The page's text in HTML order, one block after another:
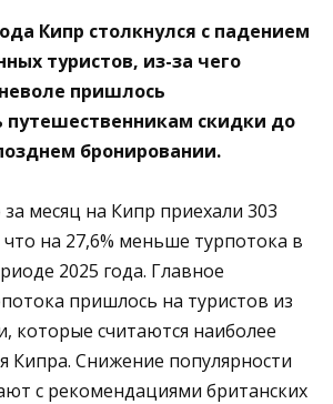
Кипр столкнулся с падением
туристов, из-за чего
пришлось
путешественникам скидки до
бронировании.
месяц на Кипр приехали 303
что на 27,6% меньше турпотока в
2025 года. Главное
пришлось на туристов из
которые считаются наиболее
Кипра. Снижение популярности
с рекомендациями британских